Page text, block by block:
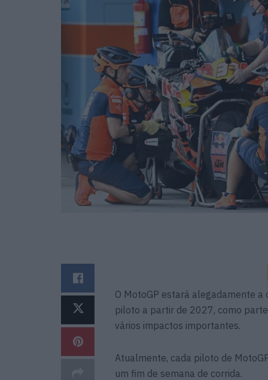
O MotoGP estará alegadamente
piloto a partir de 2027, como
vários impactos importantes.
Atualmente, cada piloto de
um fim de semana de corrida.